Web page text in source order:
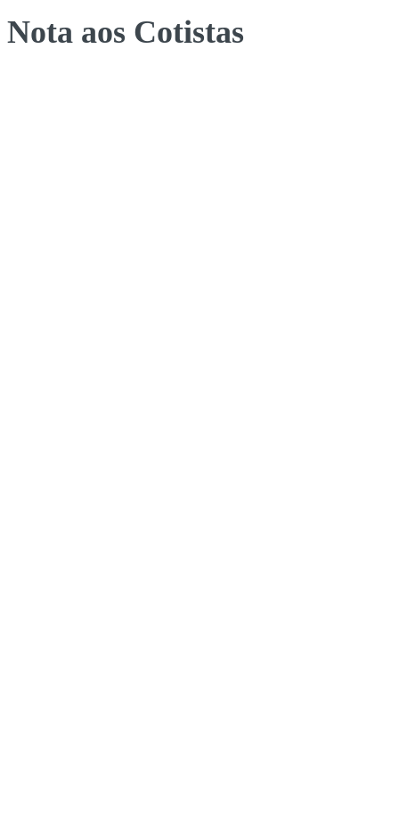
Nota aos Cotistas